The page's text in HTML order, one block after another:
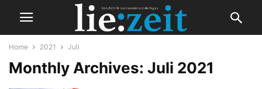
Home 2021 Juli
Monthly Archives: Juli 2021